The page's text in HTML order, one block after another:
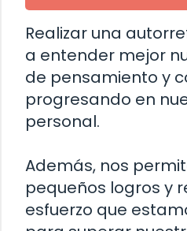
Realizar una
a entender mejor
de pensamiento y
progresando en
personal.
Además, nos
pequeños logros y
esfuerzo que